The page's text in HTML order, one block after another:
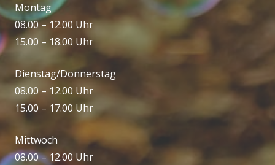
Montag
08.00 – 12.00 Uhr
15.00 – 18.00 Uhr
Dienstag/Donnerstag
08.00 – 12.00 Uhr
15.00 – 17.00 Uhr
Mittwoch
08.00 – 12.00 Uhr